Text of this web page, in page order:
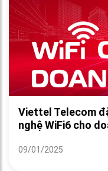
Viettel Telecom
nghệ WiFi6 cho
09/01/2025